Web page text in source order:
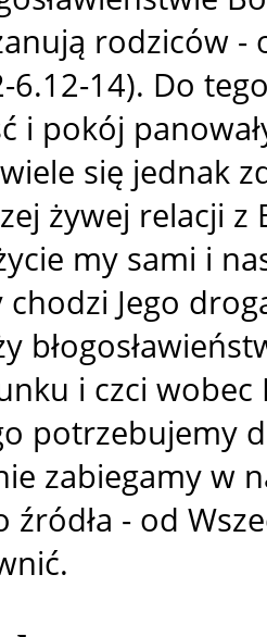
rodziców -
6.12-14). Do
i pokój
się jednak
żywej relacji
my sami i
Jego
i czci
potrzebujemy
zabiegamy w
źródła - od